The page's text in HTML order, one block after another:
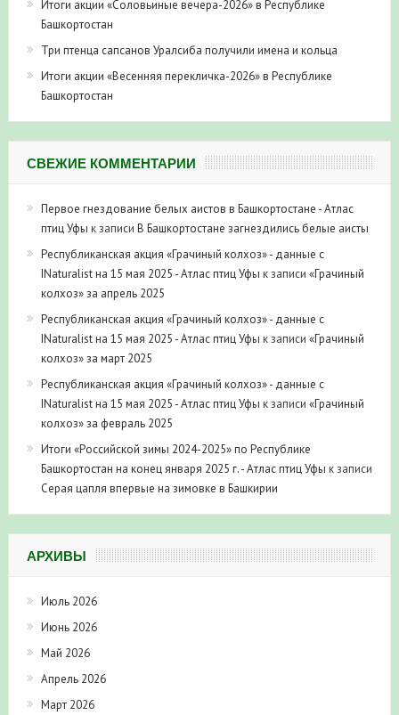
Итоги акции «Соловьиные вечера-2026» в Республике
Башкортостан
Три птенца сапсанов Уралсиба получили имена и кольца
Итоги акции «Весенняя перекличка-2026» в Республике
Башкортостан
СВЕЖИЕ КОММЕНТАРИИ
Первое гнездование белых аистов в Башкортостане - Атлас
птиц Уфы к записи В Башкортостане загнездились белые аисты
Республиканская акция «Грачиный колхоз» - данные с
INaturalist на 15 мая 2025 - Атлас птиц Уфы к записи «Грачиный
колхоз» за апрель 2025
Республиканская акция «Грачиный колхоз» - данные с
INaturalist на 15 мая 2025 - Атлас птиц Уфы к записи «Грачиный
колхоз» за март 2025
Республиканская акция «Грачиный колхоз» - данные с
INaturalist на 15 мая 2025 - Атлас птиц Уфы к записи «Грачиный
колхоз» за февраль 2025
Итоги «Российской зимы 2024-2025» по Республике
Башкортостан на конец января 2025 г. - Атлас птиц Уфы к записи
Серая цапля впервые на зимовке в Башкирии
АРХИВЫ
Июль 2026
Июнь 2026
Май 2026
Апрель 2026
Март 2026